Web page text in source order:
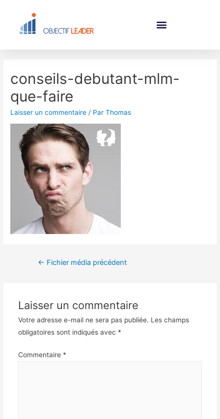
conseils-debutant-mlm-
que-faire
Laisser un commentaire / ParThomas
← Fichier média précédent
Laisser un commentaire
Votre adresse e-mail ne sera pas publiée. Les champs
obligatoires sont indiqués avec *
Commentaire *